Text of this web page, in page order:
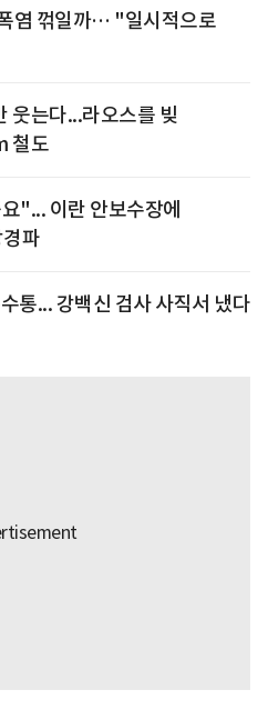
염 꺾일까… "일시적으로
웃는다...라오스를 빚
철도
"... 이란 안보수장에
파
통... 강백신 검사 사직서 냈다